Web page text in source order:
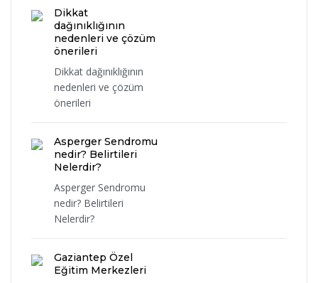
Dikkat
dağınıklığının
nedenleri ve çözüm
önerileri
Dikkat dağınıklığının
nedenleri ve çözüm
önerileri
Asperger Sendromu
nedir? Belirtileri
Nelerdir?
Asperger Sendromu
nedir? Belirtileri
Nelerdir?
Gaziantep Özel
Eğitim Merkezleri